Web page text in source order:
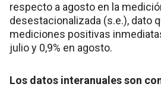
respecto a agosto en la
desestacionalizada (s.e.), dato
mediciones positivas
julio y 0,9% en agosto.
Los datos interanuales son